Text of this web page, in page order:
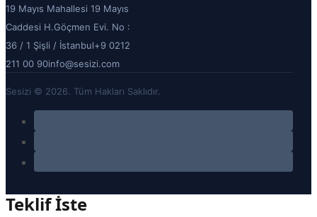
19 Mayıs Mahallesi 19 Mayıs
Caddesi H.Göçmen Evi. No :
36 / 1 Şişli / İstanbul+9 0212
211 00 90info@sesizi.com
Sesizi © 2026. Tüm Hakları Saklıdır.
Teklif İste